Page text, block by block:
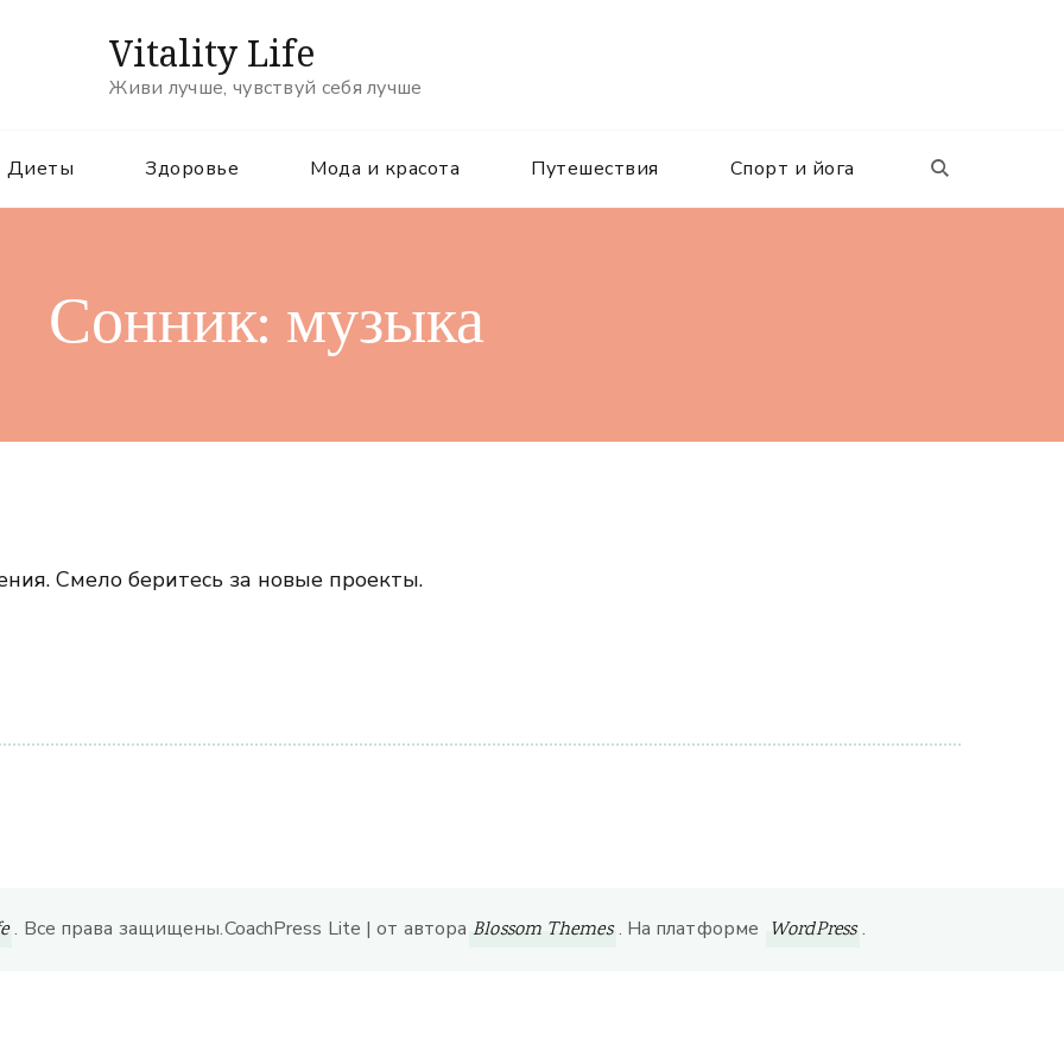
Vitality Life
Живи лучше, чувствуй себя лучше
Диеты Здоровье Мода и красота Путешествия Спорт и йога
Сонник: музыка
Смело беритесь за новые проекты.
. Все права защищены.CoachPress Lite | от автора Blossom Themes . На платформе WordPress .